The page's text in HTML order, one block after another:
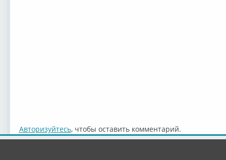
Авторизуйтесь, чтобы оставить комментарий.